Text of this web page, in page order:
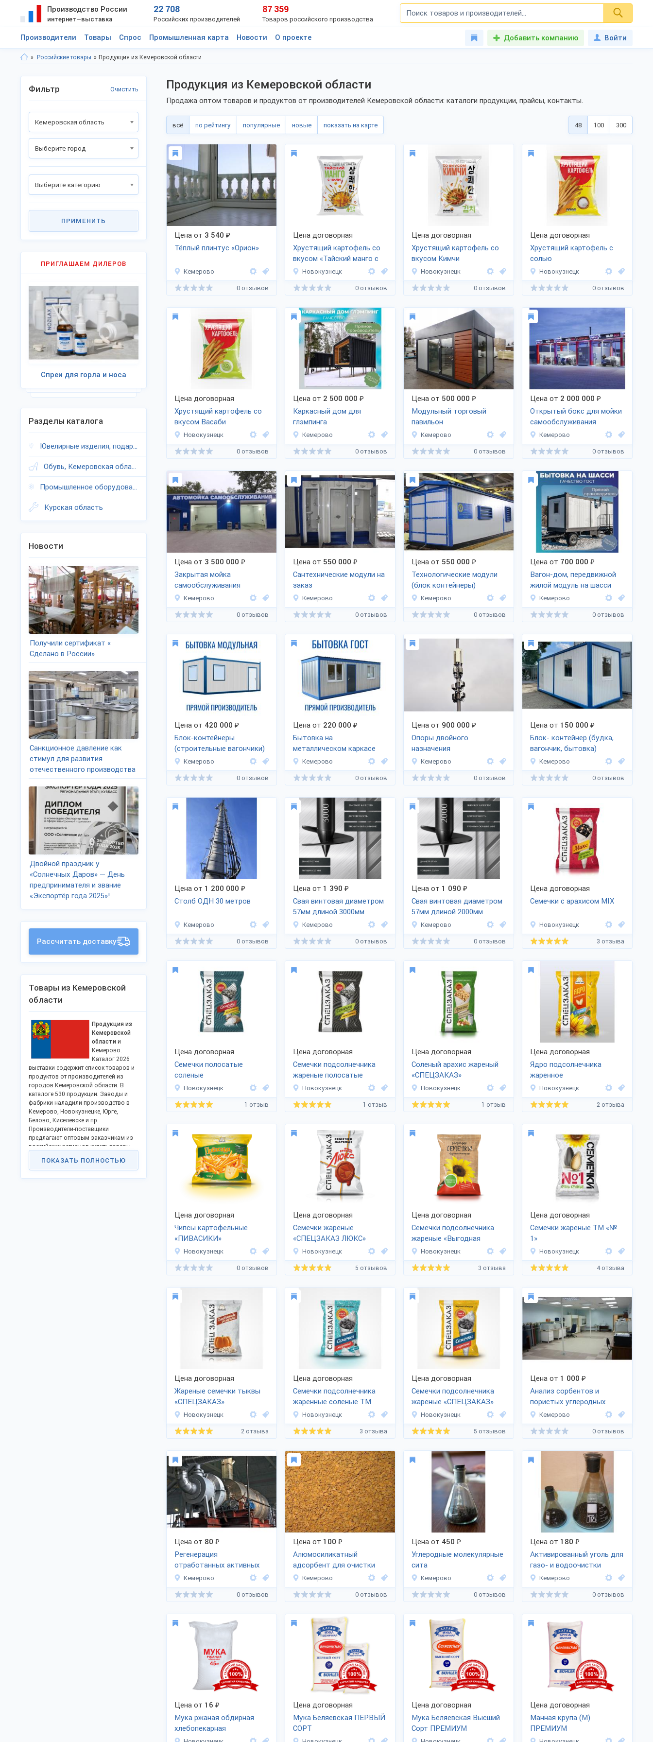
Производство России
интернет—выставка
22 708
Российских производителей
87 359
Товаров российского производства
Производители Товары Спрос Промышленная карта Новости О проекте Добавить компанию Войти
Российские товары Продукция из Кемеровской области
Продукция из Кемеровской области
Продажа оптом товаров и продуктов от производителей Кемеровской области: каталоги продукции, прайсы, контакты.
всё по рейтингу популярные новые показать на карте 48 100 300
Цена от 3 540 ₽
Тёплый плинтус «Орион»
Кемерово
0 отзывов
Цена договорная
Хрустящий картофель со
вкусом «Тайский манго с
чили»Новокузнецк
0 отзывов
Цена договорная
Хрустящий картофель со
вкусом Кимчи
Новокузнецк
0 отзывов
Цена договорная
Хрустящий картофель с
солью
Новокузнецк
0 отзывов
Цена договорная
Хрустящий картофель со
вкусом Васаби
Новокузнецк
0 отзывов
Цена от 2 500 000 ₽
Каркасный дом для
глэмпинга
Кемерово
0 отзывов
Цена от 500 000 ₽
Модульный торговый
павильон
Кемерово
0 отзывов
Цена от 2 000 000 ₽
Открытый бокс для мойки
самообслуживания
Кемерово
0 отзывов
Цена от 3 500 000 ₽
Закрытая мойка
самообслуживания
Кемерово
0 отзывов
Цена от 550 000 ₽
Сантехнические модули на
заказ
Кемерово
0 отзывов
Цена от 550 000 ₽
Технологические модули
(блок контейнеры)
Кемерово
0 отзывов
Цена от 700 000 ₽
Вагон-дом, передвижной
жилой модуль на шасси
Кемерово
0 отзывов
Цена от 420 000 ₽
Блок-контейнеры
(строительные вагончики)
Кемерово
0 отзывов
Цена от 220 000 ₽
Бытовка на
металлическом каркасе
Кемерово
0 отзывов
Цена от 900 000 ₽
Опоры двойного
назначения
Кемерово
0 отзывов
Цена от 150 000 ₽
Блок- контейнер (будка,
вагончик, бытовка)
Кемерово
0 отзывов
Цена от 1 200 000 ₽
Столб ОДН 30 метров
Кемерово
0 отзывов
Цена от 1 390 ₽
Свая винтовая диаметром
57мм длиной 3000мм
Кемерово
0 отзывов
Цена от 1 090 ₽
Свая винтовая диаметром
57мм длиной 2000мм
Кемерово
0 отзывов
Цена договорная
Семечки с арахисом MIX
Новокузнецк
3 отзыва
Цена договорная
Семечки полосатые
соленые
Новокузнецк
1 отзыв
Цена договорная
Семечки подсолнечника
жареные полосатые
Новокузнецк
1 отзыв
Цена договорная
Соленый арахис жареный
«СПЕЦЗАКАЗ»
Новокузнецк
1 отзыв
Цена договорная
Ядро подсолнечника
жаренное
Новокузнецк
2 отзыва
Цена договорная
Чипсы картофельные
«ПИВАСИКИ»
Новокузнецк
0 отзывов
Цена договорная
Семечки жареные
«СПЕЦЗАКАЗ ЛЮКС»
Новокузнецк
5 отзывов
Цена договорная
Семечки подсолнечника
жареные «Выгодная
покупка»
Новокузнецк
3 отзыва
Цена договорная
Семечки жареные ТМ «№
1»
Новокузнецк
4 отзыва
Цена договорная
Жареные семечки тыквы
«СПЕЦЗАКАЗ»
Новокузнецк
2 отзыва
Цена договорная
Семечки подсолнечника
жаренные соленые ТМ
«СПЕЦЗАКАЗ»
Новокузнецк
3 отзыва
Цена договорная
Семечки подсолнечника
жареные «СПЕЦЗАКАЗ»
Новокузнецк
5 отзывов
Цена от 1 000 ₽
Анализ сорбентов и
пористых углеродных
материалов
Кемерово
0 отзывов
Цена от 80 ₽
Регенерация
отработанных активных
углейКемерово
0 отзывов
Цена от 100 ₽
Алюмосиликатный
адсорбент для очистки
воды, стоков
Кемерово
0 отзывов
Цена от 450 ₽
Углеродные молекулярные
сита
Кемерово
0 отзывов
Цена от 180 ₽
Активированный уголь для
газо- и водоочистки
Кемерово
0 отзывов
Цена от 16 ₽
Мука ржаная обдирная
хлебопекарная
Цена договорная
Мука Беляевская ПЕРВЫЙ
СОРТ
Цена договорная
Мука Беляевская Высший
Сорт ПРЕМИУМ
Цена договорная
Манная крупа (М)
ПРЕМИУМ
Фильтр Очистить
Кемеровская область
Выберите город
Выберите категорию
ПРИМЕНИТЬ
ПРИГЛАШАЕМ ДИЛЕРОВ
Спреи для горла и носа
Разделы каталога
Ювелирные изделия, подарки, Кемеровская область
Обувь, Кемеровская область
Промышленное оборудование, Кемеровская область
Курская область
Новости
Получили сертификат «
Сделано в России»
Санкционное давление как
стимул для развития
отечественного производства
Двойной праздник у
«Солнечных Даров» — День
предпринимателя и звание
«Экспортёр года 2025»!
Рассчитать доставку
Товары из Кемеровской
области
Продукция из
Кемеровской
области и
Кемерово.
Каталог 2026
выставки содержит список товаров и
продуктов от производителей из
городов Кемеровской области. В
каталоге 530 продукции. Заводы и
фабрики наладили производство в
Кемерово, Новокузнецке, Юрге,
Белово, Киселевске и пр.
Производители-поставщики
предлагают оптовым заказчикам из
российских регионов купить товары
посредников. Продажа оптом, цена
ПОКАЗАТЬ ПОЛНОСТЬЮ